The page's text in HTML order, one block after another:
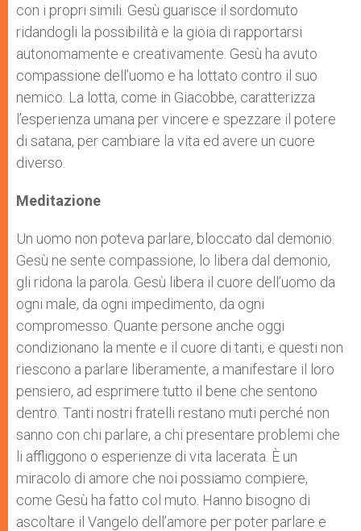
con i propri simili. Gesù guarisce il sordomuto
ridandogli la possibilità e la gioia di rapportarsi
autonomamente e creativamente. Gesù ha avuto
compassione dell’uomo e ha lottato contro il suo
nemico. La lotta, come in Giacobbe, caratterizza
l’esperienza umana per vincere e spezzare il potere
di satana, per cambiare la vita ed avere un cuore
diverso.
Meditazione
Un uomo non poteva parlare, bloccato dal demonio.
Gesù ne sente compassione, lo libera dal demonio,
gli ridona la parola. Gesù libera il cuore dell’uomo da
ogni male, da ogni impedimento, da ogni
compromesso. Quante persone anche oggi
condizionano la mente e il cuore di tanti, e questi non
riescono a parlare liberamente, a manifestare il loro
pensiero, ad esprimere tutto il bene che sentono
dentro. Tanti nostri fratelli restano muti perché non
sanno con chi parlare, a chi presentare problemi che
li affliggono o esperienze di vita lacerata. È un
miracolo di amore che noi possiamo compiere,
come Gesù ha fatto col muto. Hanno bisogno di
ascoltare il Vangelo dell’amore per poter parlare e